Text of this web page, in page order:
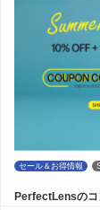
セール＆お得情報
PerfectLensのコ